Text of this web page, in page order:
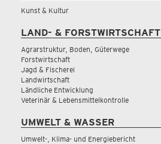
Kunst & Kultur
LAND- & FORSTWIRTSCHAFT
Agrarstruktur, Boden, Güterwege
Forstwirtschaft
Jagd & Fischerei
Landwirtschaft
Ländliche Entwicklung
Veterinär & Lebensmittelkontrolle
UMWELT & WASSER
Umwelt-, Klima- und Energiebericht